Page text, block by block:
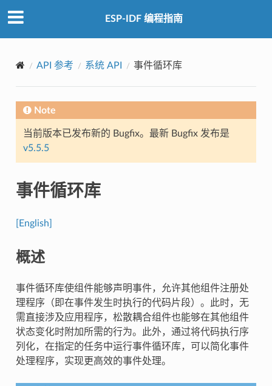
ESP-IDF 编程指南
API 参考 系统 API 事件循环库
Note
当前版本已发布新的 Bugfix。最新 Bugfix 发布是
v5.5.5
事件循环库
[English]
概述
事件循环库使组件能够声明事件，允许其他组件注册处
理程序（即在事件发生时执行的代码片段）。此时，无
需直接涉及应用程序，松散耦合组件也能够在其他组件
状态变化时附加所需的行为。此外，通过将代码执行序
列化，在指定的任务中运行事件循环库，可以简化事件
处理程序，实现更高效的事件处理。